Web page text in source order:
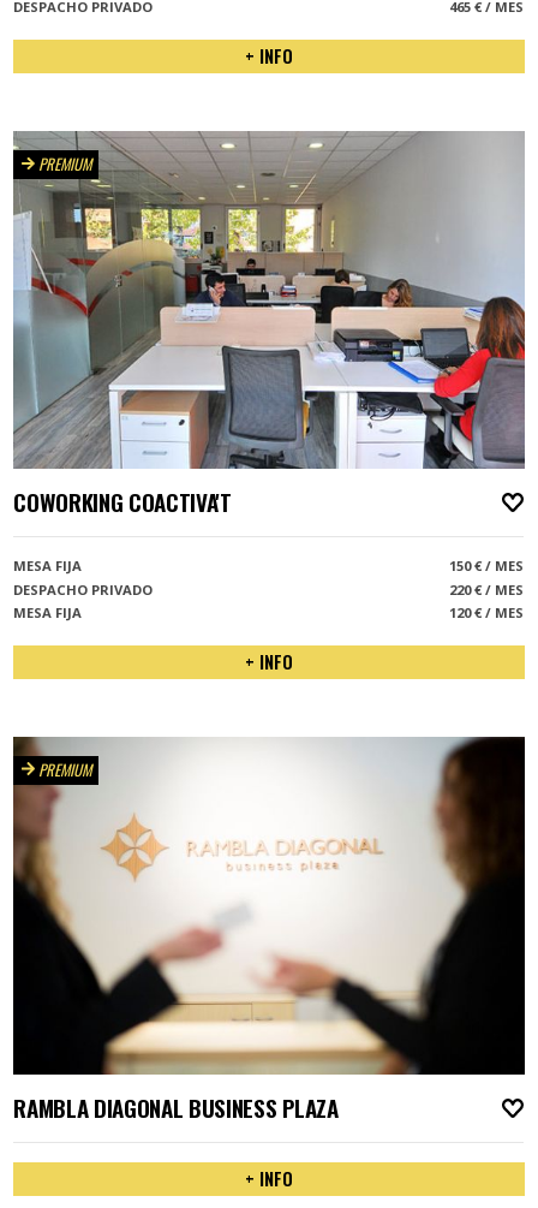
DESPACHO PRIVADO
465 € / MES
+ INFO
PREMIUM
COWORKING COACTIVA'T
MESA FIJA
150 € / MES
DESPACHO PRIVADO
220 € / MES
MESA FIJA
120 € / MES
+ INFO
PREMIUM
RAMBLA DIAGONAL BUSINESS PLAZA
+ INFO